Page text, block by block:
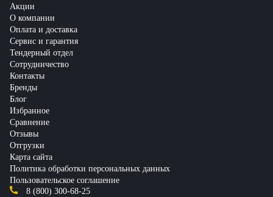
Акции
О компании
Оплата и доставка
Сервис и гарантия
Тендерный отдел
Сотрудничество
Контакты
Бренды
Блог
Избранное
Сравнение
Отзывы
Отгрузки
Карта сайта
Политика обработки персональных данных
Пользовательское соглашение
8 (800) 300-68-25